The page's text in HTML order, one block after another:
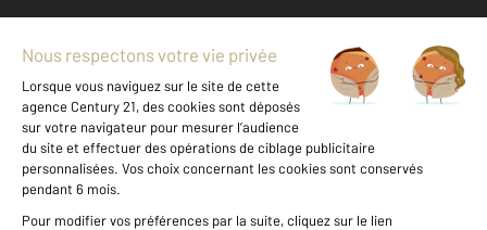
Mentions légales & CGU et Barèmes d'honoraires
Données personnelles
Gestionnaire des cookies
Achat appartement autour de BIDART (64210)